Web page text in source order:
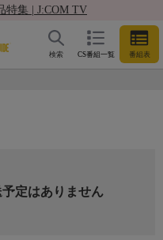
特集 | J:COM TV
CS番組一覧 番組表
検索
定はありません